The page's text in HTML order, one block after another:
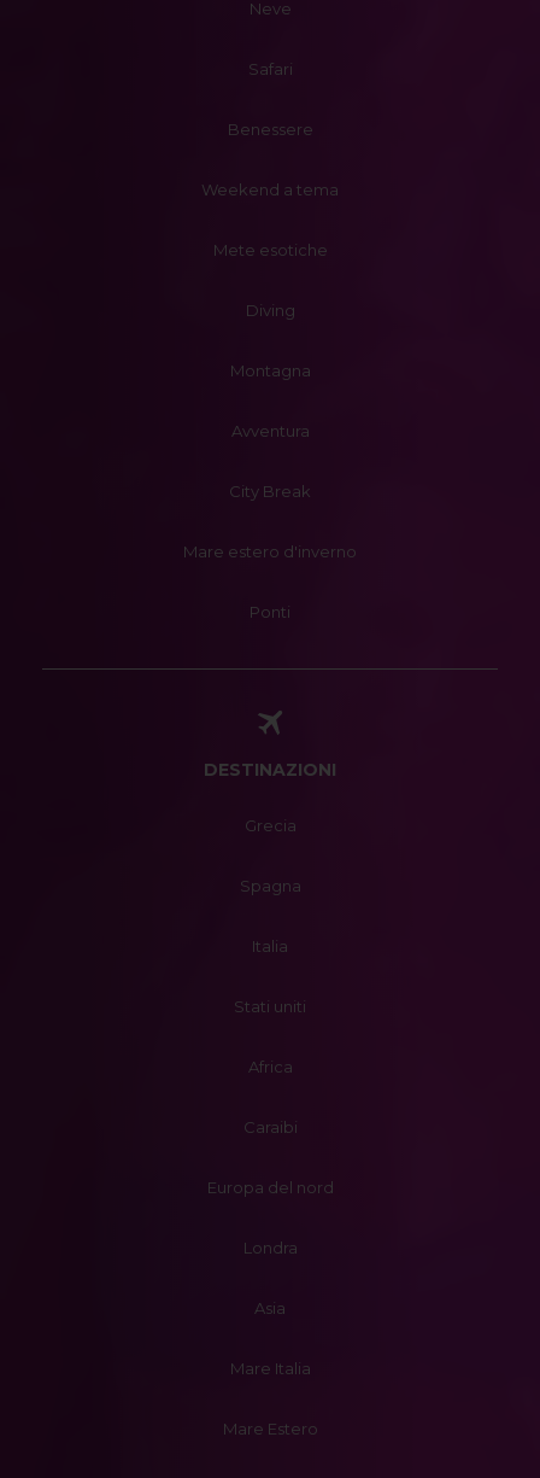
Neve
Safari
Benessere
Weekend a tema
Mete esotiche
Diving
Montagna
Avventura
City Break
Mare estero d'inverno
Ponti
DESTINAZIONI
Grecia
Spagna
Italia
Stati uniti
Africa
Caraibi
Europa del nord
Londra
Asia
Mare Italia
Mare Estero